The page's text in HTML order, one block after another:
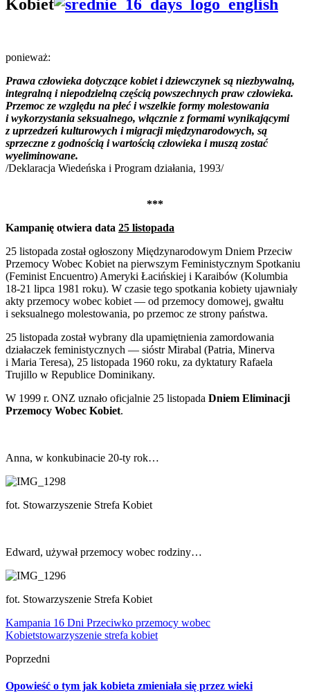
Kobiet
ponieważ:
Prawa człowieka dotyczące kobiet i dziewczynek są niezbywalną,
integralną i niepodzielną częścią powszechnych praw człowieka.
Przemoc ze względu na płeć i wszelkie formy molestowania
i wykorzystania seksualnego, włącznie z formami wynikającymi
z uprzedzeń kulturowych i migracji międzynarodowych, są
sprzeczne z godnością i wartością człowieka i muszą zostać
wyeliminowane.
/Deklaracja Wiedeńska i Program działania, 1993/
***
Kampanię otwiera data 25 listopada
25 listopada został ogłoszony Międzynarodowym Dniem Przeciw
Przemocy Wobec Kobiet na pierwszym Feministycznym Spotkaniu
(Feminist Encuentro) Ameryki Łacińskiej i Karaibów (Kolumbia
18-21 lipca 1981 roku). W czasie tego spotkania kobiety ujawniały
akty przemocy wobec kobiet — od przemocy domowej, gwałtu
i seksualnego molestowania, po przemoc ze strony państwa.
25 listopada został wybrany dla upamiętnienia zamordowania
działaczek feministycznych — sióstr Mirabal (Patria, Minerva
i Maria Teresa), 25 listopada 1960 roku, za dyktatury Rafaela
Trujillo w Republice Dominikany.
W 1999 r. ONZ uznało oficjalnie 25 listopada Dniem Eliminacji
Przemocy Wobec Kobiet.
Anna, w konkubinacie 20-ty rok…
fot. Stowarzyszenie Strefa Kobiet
Edward, używał przemocy wobec rodziny…
fot. Stowarzyszenie Strefa Kobiet
Kampania 16 Dni Przeciwko przemocy wobec
Kobietstowarzyszenie strefa kobiet
Poprzedni
Opowieść o tym jak kobieta zmieniała się przez wieki